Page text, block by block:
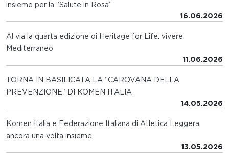
insieme per la “Salute in Rosa”
16.06.2026
Al via la quarta edizione di Heritage for Life: vivere
Mediterraneo
11.06.2026
TORNA IN BASILICATA LA “CAROVANA DELLA
PREVENZIONE” DI KOMEN ITALIA
14.05.2026
Komen Italia e Federazione Italiana di Atletica Leggera
ancora una volta insieme
13.05.2026